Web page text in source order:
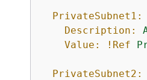
PrivateSubnet1:
Description:
Value:
!Ref
PrivateSubnet2: